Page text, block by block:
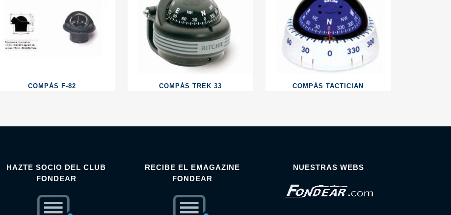
COMPÁS F-82 COMPÁS TREK 33 COMPÁS TACTICIAN
HAZTE SOCIO DEL CLUB
FONDEAR
RECIBE EL EMAGAZINE
FONDEAR
NUESTRAS WEBS